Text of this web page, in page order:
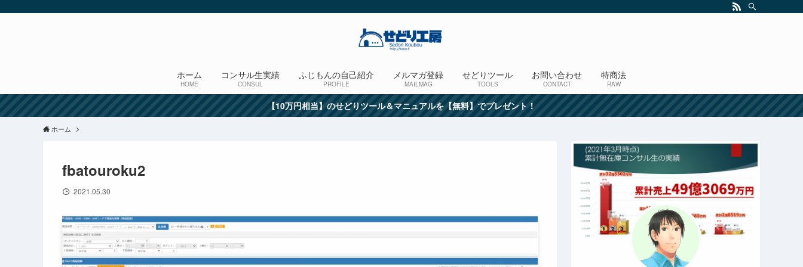
ホーム
HOME
コンサル生実績
CONSUL
ふじもんの自己紹介
PROFILE
メルマガ登録
MAILMAG
せどりツール
TOOLS
お問い合わせ
CONTACT
特商法
RAW
【10万円相当】のせどりツール＆マニュアルを【無料】でプレゼント！
ホーム
fbatouroku2
2021.05.30